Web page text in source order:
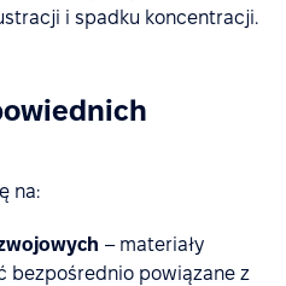
i spadku koncentracji.
na:
– materiały
bezpośrednio powiązane z